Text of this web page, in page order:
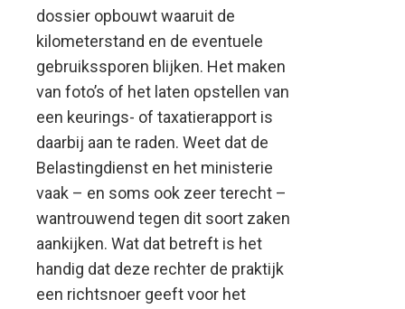
dossier opbouwt waaruit de
kilometerstand en de eventuele
gebruikssporen blijken. Het maken
van foto’s of het laten opstellen van
een keurings- of taxatierapport is
daarbij aan te raden. Weet dat de
Belastingdienst en het ministerie
vaak – en soms ook zeer terecht –
wantrouwend tegen dit soort zaken
aankijken. Wat dat betreft is het
handig dat deze rechter de praktijk
een richtsnoer geeft voor het